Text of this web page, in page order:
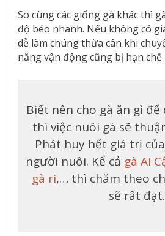
So cùng các giống gà khác thì
độ béo nhanh. Nếu không có
dễ làm chúng thừa cân khi
năng vận động cũng bị hạn chế
Biết nên cho gà ăn gì
thì việc nuôi gà sẽ
Phát huy hết giá trị
người nuôi. Kể cả gà Ai
gà ri,… thì chăm theo
sẽ rất đạt.